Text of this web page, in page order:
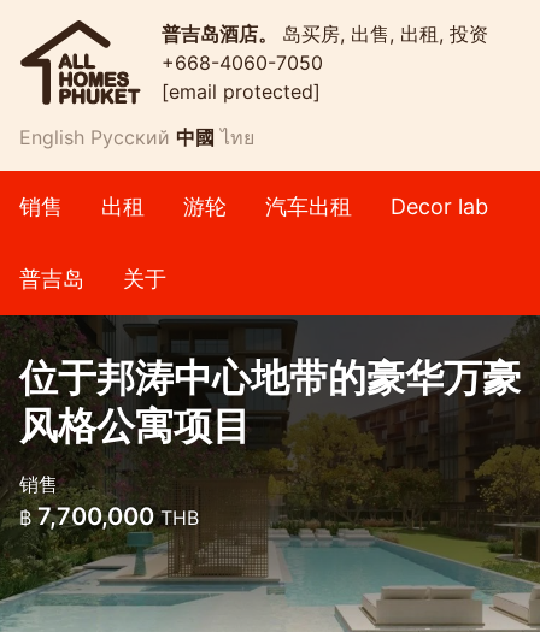
普吉岛酒店。 岛买房, 出售, 出租, 投资
+668-4060-7050
[email protected]
English Русский 中國 ไทย
销售 出租 游轮 汽车出租 Decor lab
普吉岛 关于
位于邦涛中心地带的豪华万豪
风格公寓项目
销售
฿ 7,700,000THB